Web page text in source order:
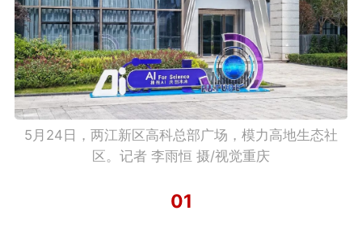
5月24日，两江新区高科总部广场，模力高地生态社
区。记者 李雨恒 摄/视觉重庆
01